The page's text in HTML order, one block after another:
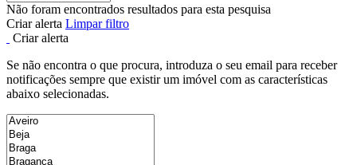
Não foram encontrados resultados para esta pesquisa
Criar alerta Limpar filtro
Criar alerta
Se não encontra o que procura, introduza o seu email para receber
notificações sempre que existir um imóvel com as características
abaixo selecionadas.